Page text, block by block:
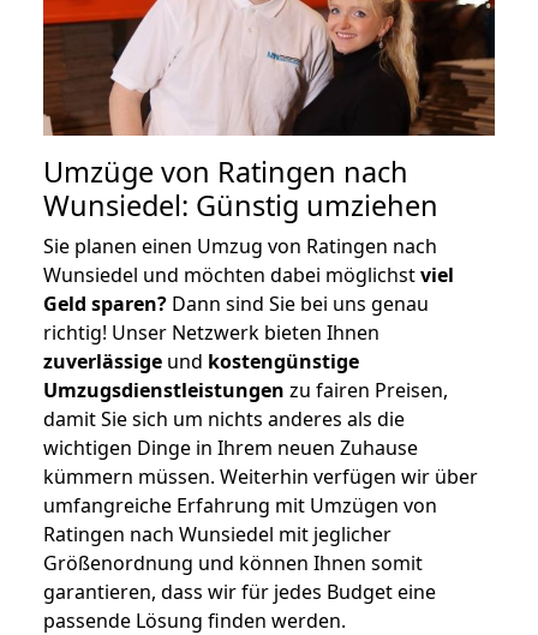
Umzüge von Ratingen nach
Wunsiedel: Günstig umziehen
Sie planen einen Umzug von Ratingen nach
Wunsiedel und möchten dabei möglichstviel
Geld sparen? Dann sind Sie bei uns genau
richtig! Unser Netzwerk bieten Ihnen
zuverlässige und kostengünstige
Umzugsdienstleistungen zu fairen Preisen,
damit Sie sich um nichts anderes als die
wichtigen Dinge in Ihrem neuen Zuhause
kümmern müssen. Weiterhin verfügen wir über
umfangreiche Erfahrung mit Umzügen von
Ratingen nach Wunsiedel mit jeglicher
Größenordnung und können Ihnen somit
garantieren, dass wir für jedes Budget eine
passende Lösung finden werden.